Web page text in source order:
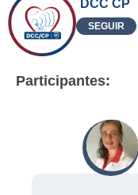
DCC CP
SEGUIR
Participantes: